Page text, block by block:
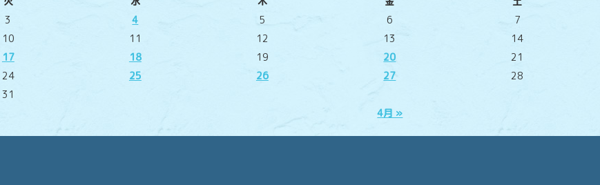
4月 »
3 4 5 6
7
10 11 12 13
14
17 18 19 20
21
24 25 26 27
28
31